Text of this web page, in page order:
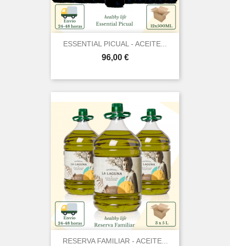
ESSENTIAL PICUAL - ACEITE...
Prezo
96,00 €
RESERVA FAMILIAR - ACEITE...